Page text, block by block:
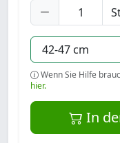
Wenn Sie Hilfe
hier.
In